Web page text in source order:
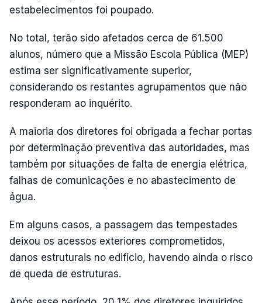
estabelecimentos foi poupado.
No total, terão sido afetados cerca de 61.500
alunos, número que a Missão Escola Pública (MEP)
estima ser significativamente superior,
considerando os restantes agrupamentos que não
responderam ao inquérito.
A maioria dos diretores foi obrigada a fechar portas
por determinação preventiva das autoridades, mas
também por situações de falta de energia elétrica,
falhas de comunicações e no abastecimento de
água.
Em alguns casos, a passagem das tempestades
deixou os acessos exteriores comprometidos,
danos estruturais no edifício, havendo ainda o risco
de queda de estruturas.